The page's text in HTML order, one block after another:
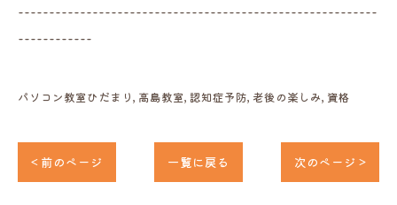
----------------------------------------------------------
------------
パソコン教室ひだまり 高島教室 認知症予防 老後の楽しみ 資格
< 前のページ 一覧に戻る 次のページ >